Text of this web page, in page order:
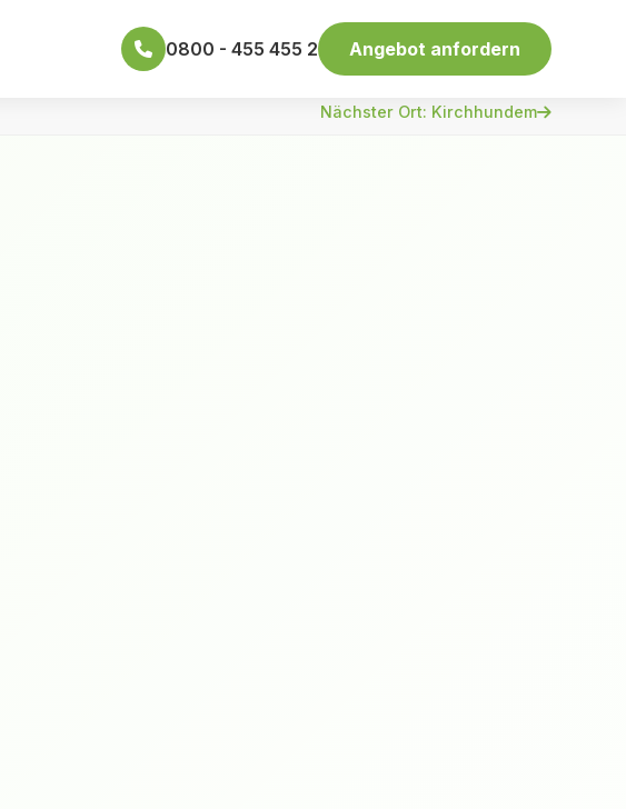
0800 - 455 455 2 Angebot anfordern
Nächster Ort: Kirchhundem